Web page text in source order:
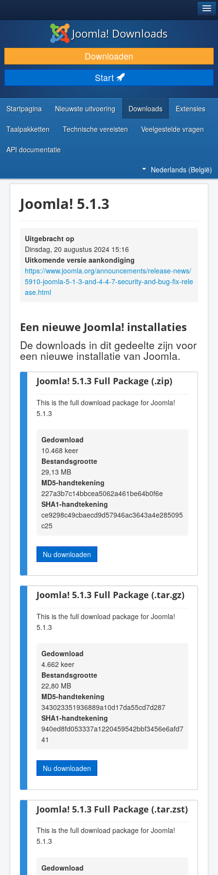
DOWNLOAD & BREID UIT
ONTDEK & LEER
COMMUNITY & ONDERSTEUNING
ONTWIKKELAARSBRONNEN
Joomla! Downloads
Downloaden
Start
Startpagina Nieuwste uitvoering Downloads Extensies
Taalpakketten Technische vereisten Veelgestelde vragen
API documentatie
Nederlands (België)
Joomla! 5.1.3
Uitgebracht op
Dinsdag, 20 augustus 2024 15:16
Uitkomende versie aankondiging
https://www.joomla.org/announcements/release-news/
5910-joomla-5-1-3-and-4-4-7-security-and-bug-fix-rele
ase.html
Een nieuwe Joomla! installaties
De downloads in dit gedeelte zijn voor
een nieuwe installatie van Joomla.
Joomla! 5.1.3 Full Package (.zip)
This is the full download package for Joomla!
5.1.3
Gedownload
10.468 keer
Bestandsgrootte
29,13 MB
MD5-handtekening
227a3b7c14bbcea5062a461be64b0f6e
SHA1-handtekening
ce9298c49cbaecd9d57946ac3643a4e285095
c25
Nu downloaden
Joomla! 5.1.3 Full Package (.tar.gz)
This is the full download package for Joomla!
5.1.3
Gedownload
4.662 keer
Bestandsgrootte
22,80 MB
MD5-handtekening
343023351936889a10d17da55cd7d287
SHA1-handtekening
940ed8fd053337a1220459542bbf3456e6afd7
41
Nu downloaden
Joomla! 5.1.3 Full Package (.tar.zst)
This is the full download package for Joomla!
5.1.3
Gedownload